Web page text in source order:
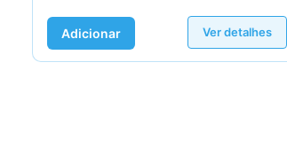
Adicionar Ver detalhes